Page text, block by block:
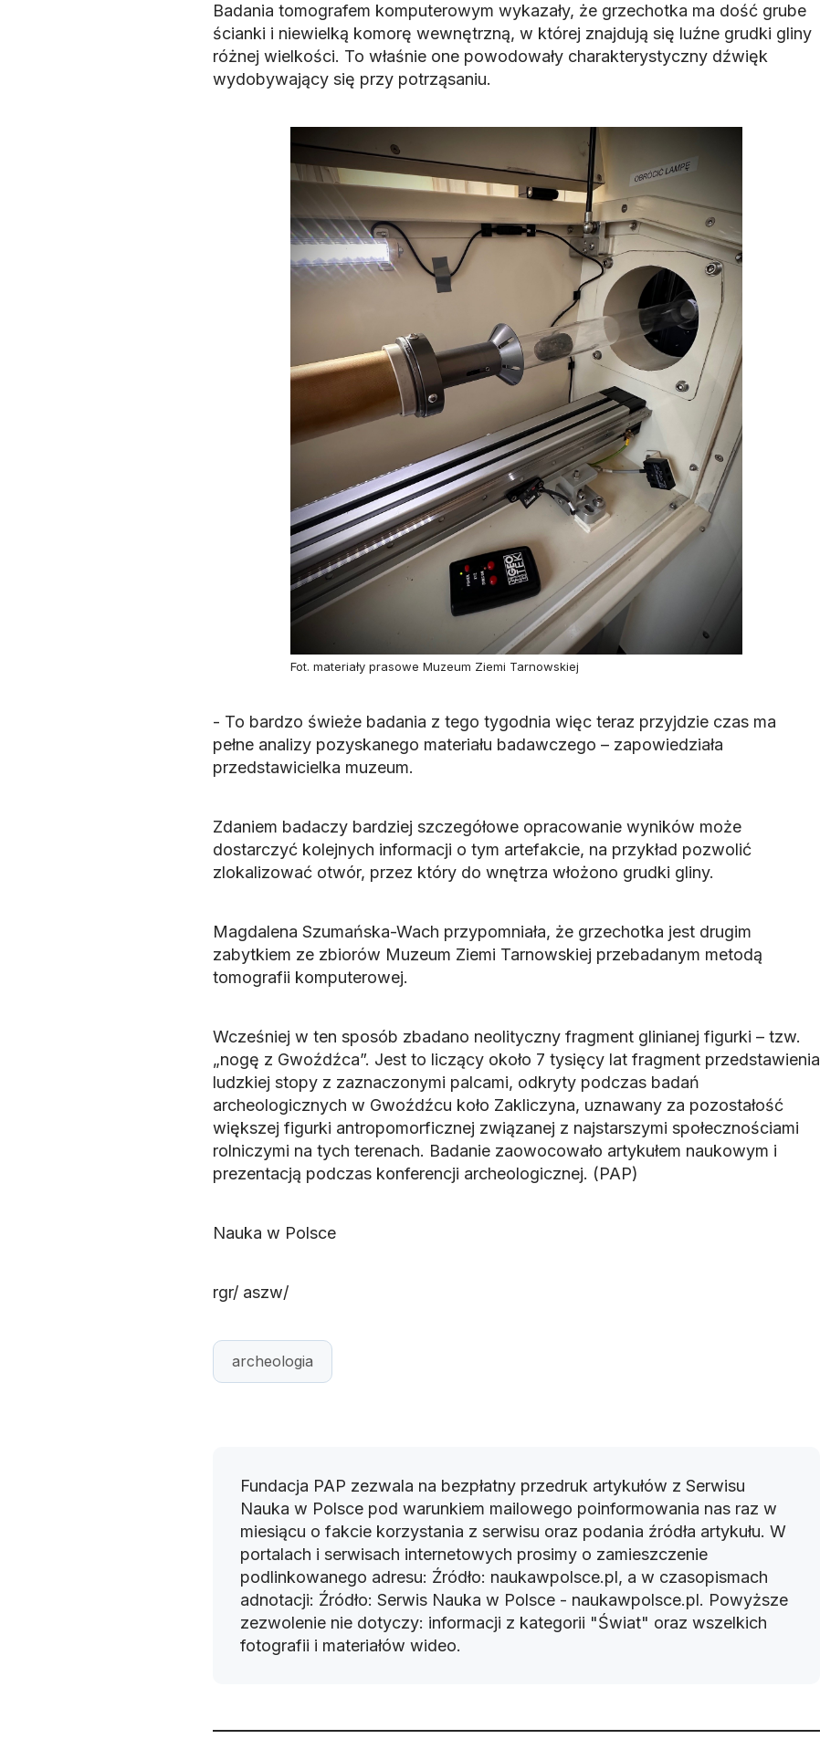
Badania tomografem komputerowym wykazały, że grzechotka ma dość grube
ścianki i niewielką komorę wewnętrzną, w której znajdują się luźne grudki gliny
różnej wielkości. To właśnie one powodowały charakterystyczny dźwięk
wydobywający się przy potrząsaniu.
Fot. materiały prasowe Muzeum Ziemi Tarnowskiej
- To bardzo świeże badania z tego tygodnia więc teraz przyjdzie czas ma
pełne analizy pozyskanego materiału badawczego – zapowiedziała
przedstawicielka muzeum.
Zdaniem badaczy bardziej szczegółowe opracowanie wyników może
dostarczyć kolejnych informacji o tym artefakcie, na przykład pozwolić
zlokalizować otwór, przez który do wnętrza włożono grudki gliny.
Magdalena Szumańska-Wach przypomniała, że grzechotka jest drugim
zabytkiem ze zbiorów Muzeum Ziemi Tarnowskiej przebadanym metodą
tomografii komputerowej.
Wcześniej w ten sposób zbadano neolityczny fragment glinianej figurki – tzw.
„nogę z Gwoźdźca”. Jest to liczący około 7 tysięcy lat fragment przedstawienia
ludzkiej stopy z zaznaczonymi palcami, odkryty podczas badań
archeologicznych w Gwoźdźcu koło Zakliczyna, uznawany za pozostałość
większej figurki antropomorficznej związanej z najstarszymi społecznościami
rolniczymi na tych terenach. Badanie zaowocowało artykułem naukowym i
prezentacją podczas konferencji archeologicznej. (PAP)
Nauka w Polsce
rgr/ aszw/
archeologia
Fundacja PAP zezwala na bezpłatny przedruk artykułów z Serwisu
Nauka w Polsce pod warunkiem mailowego poinformowania nas raz w
miesiącu o fakcie korzystania z serwisu oraz podania źródła artykułu. W
portalach i serwisach internetowych prosimy o zamieszczenie
podlinkowanego adresu: Źródło: naukawpolsce.pl, a w czasopismach
adnotacji: Źródło: Serwis Nauka w Polsce - naukawpolsce.pl. Powyższe
zezwolenie nie dotyczy: informacji z kategorii "Świat" oraz wszelkich
fotografii i materiałów wideo.